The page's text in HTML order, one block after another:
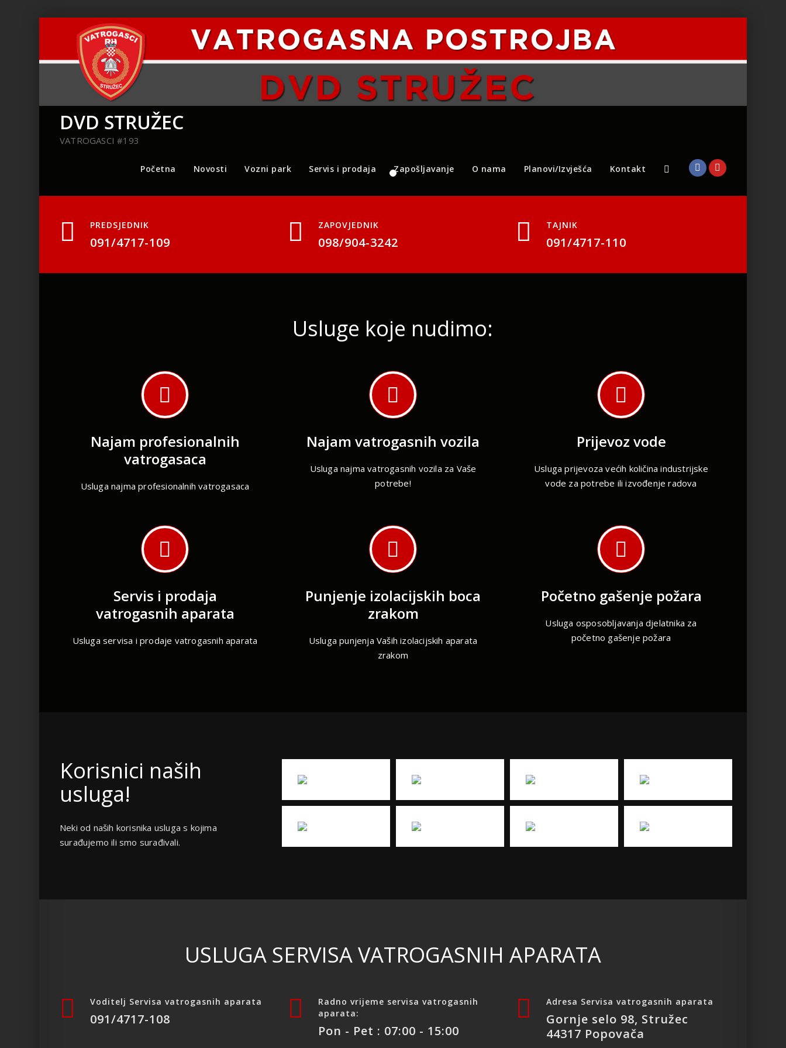
DVD STRUŽEC
VATROGASCI #193
Početna Novosti Vozni park Servis i prodaja Zapošljavanje O nama Planovi/Izvješća Kontakt
PREDSJEDNIK
091/4717-109
ZAPOVJEDNIK
098/904-3242
TAJNIK
091/4717-110
Usluge koje nudimo:
Najam profesionalnih
vatrogasaca
Usluga najma profesionalnih vatrogasaca
Najam vatrogasnih vozila
Usluga najma vatrogasnih vozila za Vaše
potrebe!
Prijevoz vode
Usluga prijevoza većih količina industrijske
vode za potrebe ili izvođenje radova
Servis i prodaja
vatrogasnih aparata
Usluga servisa i prodaje vatrogasnih aparata
Punjenje izolacijskih boca
zrakom
Usluga punjenja Vaših izolacijskih aparata
zrakom
Početno gašenje požara
Usluga osposobljavanja djelatnika za
početno gašenje požara
Korisnici naših
usluga!
Neki od naših korisnika usluga s kojima
surađujemo ili smo surađivali.
USLUGA SERVISA VATROGASNIH APARATA
Voditelj Servisa vatrogasnih aparata
091/4717-108
Radno vrijeme servisa vatrogasnih
aparata:
Pon - Pet : 07:00 - 15:00
Adresa Servisa vatrogasnih aparata
Gornje selo 98, Stružec
44317 Popovača